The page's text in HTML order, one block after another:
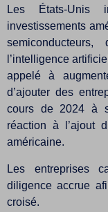
Les États-Unis
investissements
l’intelligence
appelé à
d’ajouter des
cours de 2024 à
réaction à l’ajout
américaine.
Les entreprises
diligence accrue
croisé.